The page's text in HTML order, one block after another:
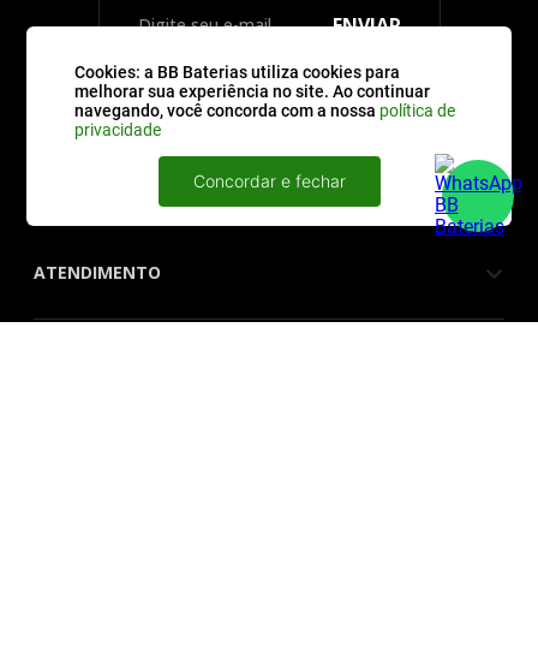
Cookies: a BB Baterias utiliza cookies para
melhorar sua experiência no site. Ao continuar
navegando, você concorda com a nossa política de
privacidade
Concordar e fechar
ENVIAR
ATENDIMENTO